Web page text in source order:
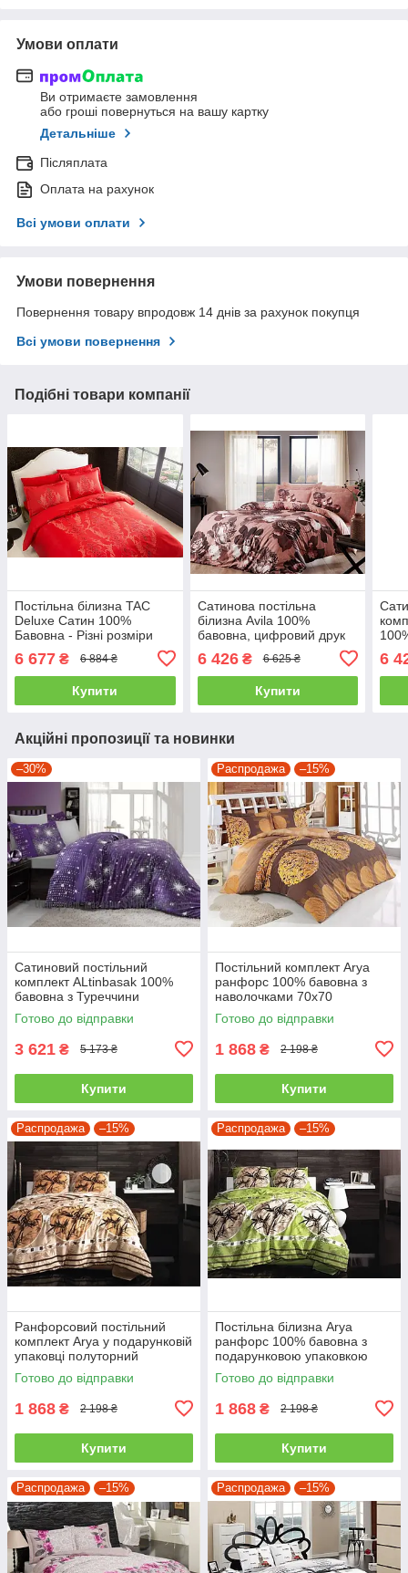
Умови оплати
Ви отримаєте замовлення
або гроші повернуться на вашу картку
Детальніше
Післяплата
Оплата на рахунок
Всі умови оплати
Умови повернення
Повернення товару впродовж 14 днів за рахунок покупця
Всі умови повернення
Подібні товари компанії
Постільна білизна TAC
Deluxe Сатин 100%
Бавовна - Різні розміри
6 677 ₴ 6 884 ₴
Купити
Сатинова постільна
білизна Avila 100%
бавовна, цифровий друк
6 426₴ 6 625 ₴
Купити
6
Акційні пропозиції та новинки
–30%
Сатиновий постільний
комплект ALtinbasak 100%
бавовна з Туреччини
двоспальний - євро
Готово до відправки
3 621 ₴ 5 173 ₴
Купити
Распродажа –15%
Постільний комплект Arya
ранфорс 100% бавовна з
наволочками 70x70
полуторний
Готово до відправки
1 868 ₴ 2 198 ₴
Купити
Распродажа –15%
Ранфорсовий постільний
комплект Arya у подарунковій
упаковці полуторний
Готово до відправки
1 868 ₴ 2 198 ₴
Купити
Распродажа –15%
Постільна білизна Arya
ранфорс 100% бавовна з
подарунковою упаковкою
полуторний
Готово до відправки
1 868 ₴ 2 198 ₴
Купити
Распродажа –15% Распродажа –15%